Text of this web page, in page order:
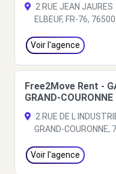
2 RUE JEAN JAURES
ELBEUF, FR-76, 76500
Voir l'agence
Free2Move Rent -
GRAND-
2 RUE DE L
GRAND-COURONNE,
Voir l'agence